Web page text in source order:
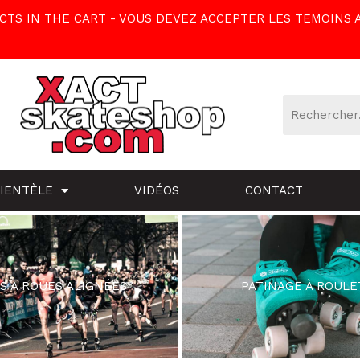
IN THE CART - VOUS DEVEZ ACCEPTER LES
VIDÉOS CONTACT
À ROUES ALIGNÉES PATINAGE À